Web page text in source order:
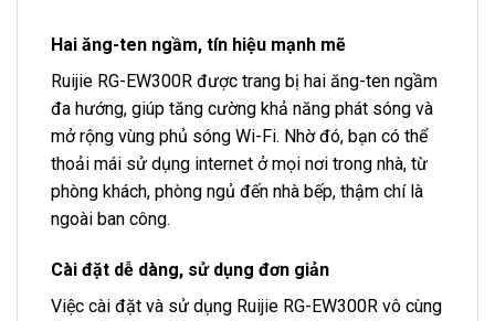
Hai ăng-ten ngầm, tín hiệu mạnh mẽ
Ruijie RG-EW300R được trang bị hai ăng-ten ngầm
đa hướng, giúp tăng cường khả năng phát sóng và
mở rộng vùng phủ sóng Wi-Fi. Nhờ đó, bạn có thể
thoải mái sử dụng internet ở mọi nơi trong nhà, từ
phòng khách, phòng ngủ đến nhà bếp, thậm chí là
ngoài ban công.
Cài đặt dễ dàng, sử dụng đơn giản
Việc cài đặt và sử dụng Ruijie RG-EW300R vô cùng